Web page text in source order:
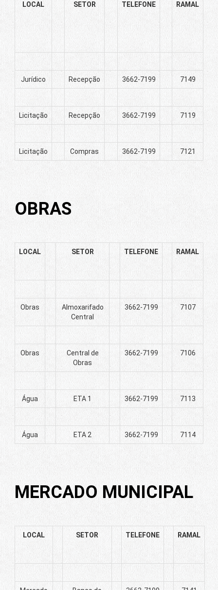
LOCAL SETOR TELEFONE RAMAL
Jurídico Recepção 3662-7199 7149
Licitação Recepção 3662-7199 7119
Licitação Compras 3662-7199 7121
OBRAS
LOCAL SETOR TELEFONE RAMAL
Obras
Almoxarifado
Central
3662-7199 7107
Obras
Central de
Obras
3662-7199 7106
Água ETA 1 3662-7199 7113
Água ETA 2 3662-7199 7114
MERCADO MUNICIPAL
LOCAL SETOR TELEFONE RAMAL